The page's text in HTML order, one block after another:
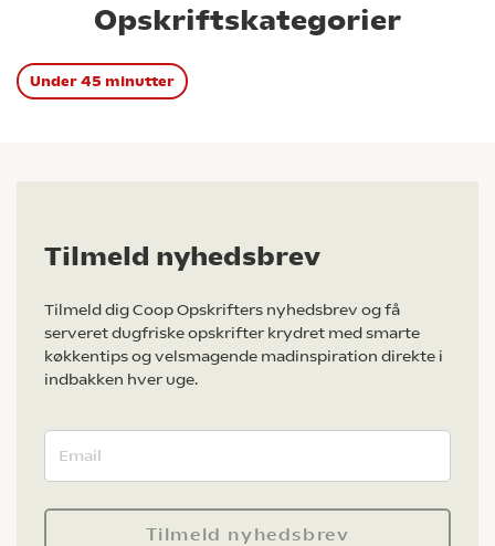
Opskriftskategorier
Under 45 minutter
Tilmeld nyhedsbrev
Tilmeld dig Coop Opskrifters nyhedsbrev og få
serveret dugfriske opskrifter krydret med smarte
køkkentips og velsmagende madinspiration direkte i
indbakken hver uge.
Tilmeld nyhedsbrev